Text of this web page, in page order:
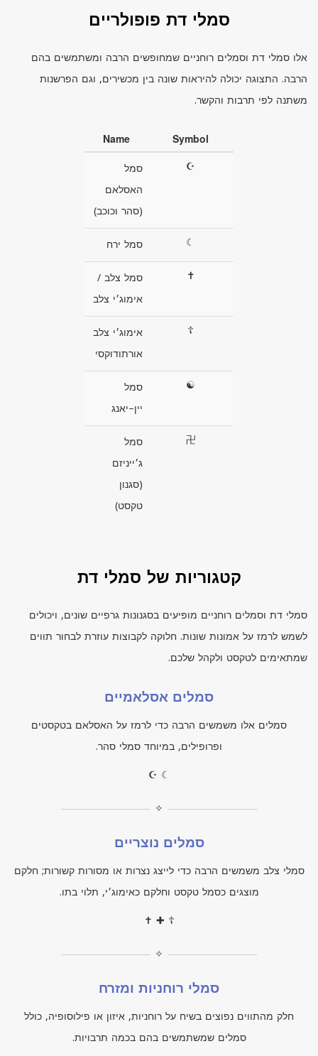
סמלי דת פופולריים
אלו סמלי דת וסמלים רוחניים שמחופשים הרבה ומשתמשים בהם
הרבה. התצוגה יכולה להיראות שונה בין מכשירים, וגם הפרשנות
משתנה לפי תרבות והקשר.
Symbol
Name
☪
סמל
האסלאם
(סהר וכוכב)
☾ סמל ירח
✝
סמל צלב /
אימוג׳י צלב
☦
אימוג׳י צלב
אורתודוקסי
☯
סמל
יין–יאנג
卍
סמל
ג׳ייניזם
(סגנון
טקסט)
קטגוריות של סמלי דת
סמלי דת וסמלים רוחניים מופיעים בסגנונות גרפיים שונים, ויכולים
לשמש לרמז על אמונות שונות. חלוקה לקבוצות עוזרת לבחור תווים
שמתאימים לטקסט ולקהל שלכם.
סמלים אסלאמיים
סמלים אלו משמשים הרבה כדי לרמז על האסלאם בטקסטים
ופרופילים, במיוחד סמלי סהר.
☪ ☾
✧
סמלים נוצריים
סמלי צלב משמשים הרבה כדי לייצג נצרות או מסורות קשורות; חלקם
מוצגים כסמל טקסט וחלקם כאימוג׳י, תלוי בתו.
✝ ✚ ☦
✧
סמלי רוחניות ומזרח
חלק מהתווים נפוצים בשיח על רוחניות, איזון או פילוסופיה, כולל
סמלים שמשתמשים בהם בכמה תרבויות.